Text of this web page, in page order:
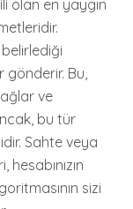
olan en yaygın
Bu,
ve
bu tür
Sahte veya
sizi